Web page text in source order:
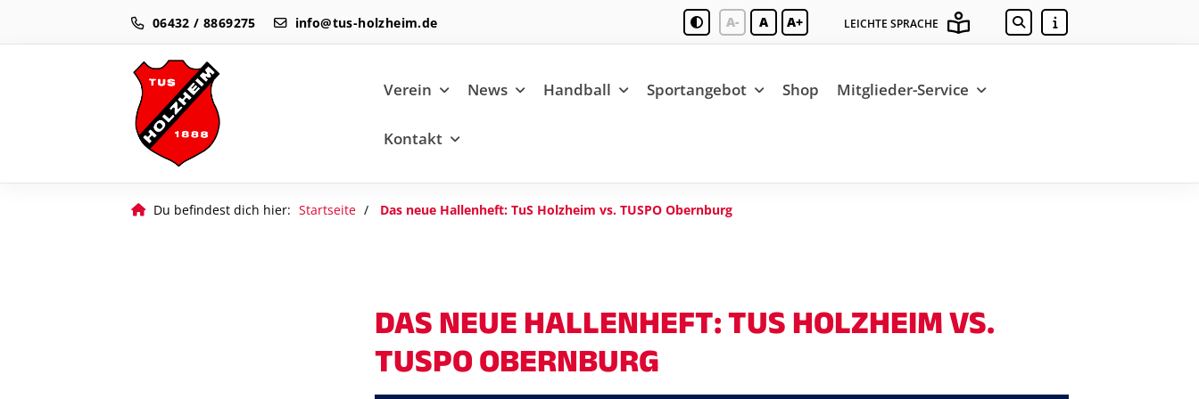
06432 / 8869275 info@tus-holzheim.de A- A A+ LEICHTE SPRACHE
Verein News Handball Sportangebot Shop Mitglieder-Service
Kontakt
Du befindest dich hier: Startseite Das neue Hallenheft: TuS Holzheim vs. TUSPO Obernburg
DAS NEUE HALLENHEFT: TUS HOLZHEIM VS.
TUSPO OBERNBURG